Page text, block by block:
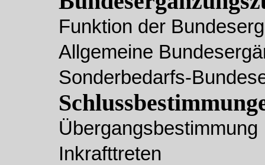
Funktion der
Allgemeine
Sonderbedarfs-
Übergangsbestimmung
Inkrafttreten